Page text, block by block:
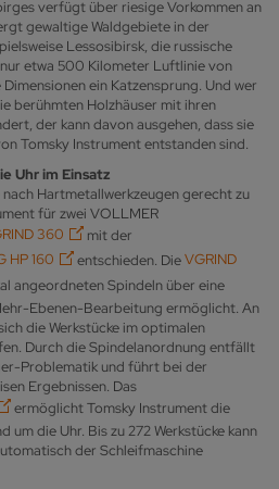
verfügt über riesige Vorkommen an
gewaltige Waldgebiete in der
Lessosibirsk, die russische
etwa 500 Kilometer Luftlinie von
ein Katzensprung. Und wer
berühmten Holzhäuser mit ihren
der kann davon ausgehen, dass sie
Tomsky Instrument entstanden sind.
Uhr im Einsatz
Hartmetallwerkzeugen gerecht zu
für zwei VOLLMER
360
mit der
HP 160
entschieden. DieVGRIND
angeordneten Spindeln über eine
Ebenen-Bearbeitung ermöglicht. An
die Werkstücke im optimalen
Durch die Spindelanordnung entfällt
Problematik und führt bei der
Ergebnissen. Das
ermöglicht Tomsky Instrument die
die Uhr. Bis zu 272 Werkstücke kann
der Schleifmaschine